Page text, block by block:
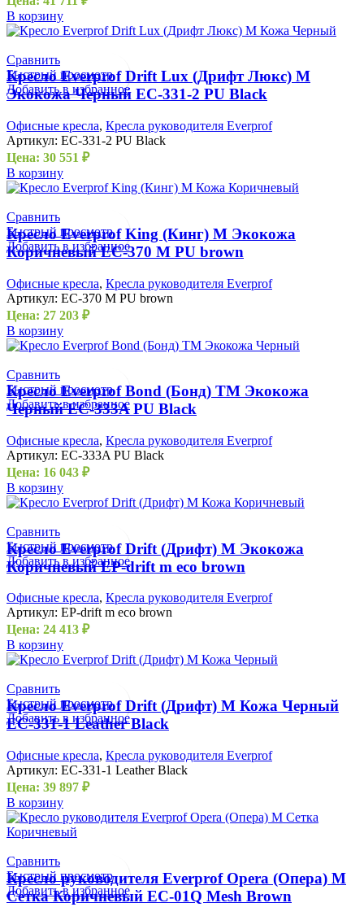
В корзину
Сравнить
Быстрый просмотр
Добавить в избранное
Кресло Everprof Drift Lux (Дрифт Люкс) M
Экокожа Черный EC-331-2 PU Black
Офисные кресла, Кресла руководителя Everprof
Артикул: EC-331-2 PU Black
Цена: 30 551 ₽
В корзину
Сравнить
Быстрый просмотр
Добавить в избранное
Кресло Everprof King (Кинг) M Экокожа
Коричневый EC-370 M PU brown
Офисные кресла, Кресла руководителя Everprof
Артикул: EC-370 M PU brown
Цена: 27 203 ₽
В корзину
Сравнить
Быстрый просмотр
Добавить в избранное
Кресло Everprof Bond (Бонд) TM Экокожа
Черный EC-333A PU Black
Офисные кресла, Кресла руководителя Everprof
Артикул: EC-333A PU Black
Цена: 16 043 ₽
В корзину
Сравнить
Быстрый просмотр
Добавить в избранное
Кресло Everprof Drift (Дрифт) M Экокожа
Коричневый EP-drift m eco brown
Офисные кресла, Кресла руководителя Everprof
Артикул: EP-drift m eco brown
Цена: 24 413 ₽
В корзину
Сравнить
Быстрый просмотр
Добавить в избранное
Кресло Everprof Drift (Дрифт) M Кожа Черный
EC-331-1 Leather Black
Офисные кресла, Кресла руководителя Everprof
Артикул: EC-331-1 Leather Black
Цена: 39 897 ₽
В корзину
Сравнить
Быстрый просмотр
Добавить в избранное
Кресло руководителя Everprof Opera (Опера) M
Сетка Коричневый EC-01Q Mesh Brown